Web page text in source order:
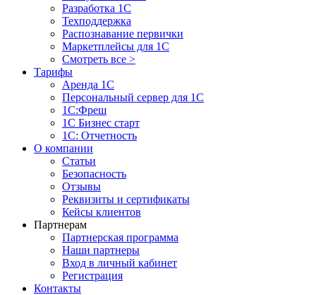
Разработка 1С
Техподдержка
Распознавание первички
Маркетплейсы для 1С
Смотреть все >
Тарифы
Аренда 1С
Персональный сервер для 1С
1С:Фреш
1С Бизнес старт
1С: Отчетность
О компании
Статьи
Безопасность
Отзывы
Реквизиты и сертификаты
Кейсы клиентов
Партнерам
Партнерская программа
Наши партнеры
Вход в личный кабинет
Регистрация
Контакты